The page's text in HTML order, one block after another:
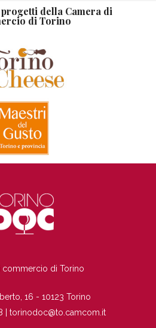
della Camera di
di Torino
commercio di Torino
16 - 10123 Torino
| torinodoc@to.camcom.it